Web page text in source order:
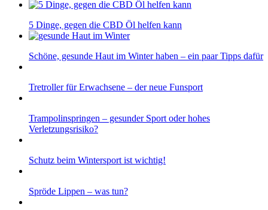
5 Dinge, gegen die CBD Öl helfen kann
Schöne, gesunde Haut im Winter haben – ein paar Tipps dafür
Tretroller für Erwachsene – der neue Funsport
Trampolinspringen – gesunder Sport oder hohes
Verletzungsrisiko?
Schutz beim Wintersport ist wichtig!
Spröde Lippen – was tun?